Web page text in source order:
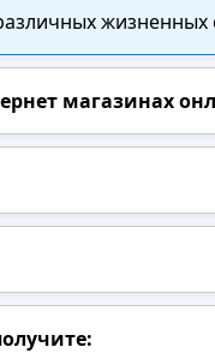
жизненных
магазинах